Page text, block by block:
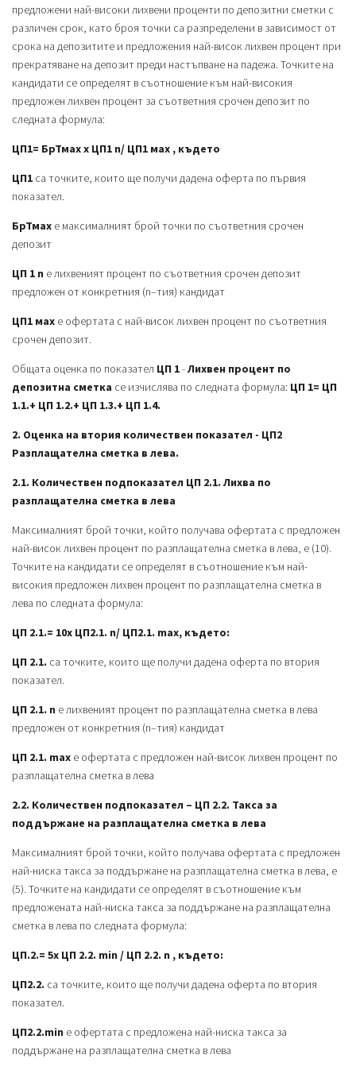
предложени най-високи лихвени проценти по депозитни сметки с
различен срок, като броя точки са разпределени в зависимост от
срока на депозитите и предложения най-висок лихвен процент при
прекратяване на депозит преди настъпване на падежа. Точките на
кандидати се определят в съотношение към най-високия
предложен лихвен процент за съответния срочен депозит по
следната формула:
ЦП1= БрТмах х ЦП1 n/ ЦП1 мах , където
ЦП1 са точките, които ще получи дадена оферта по първия
показател.
БрТмах е максималният брой точки по съответния срочен
депозит
ЦП 1 n е лихвеният процент по съответния срочен депозит
предложен от конкретния (n–тия) кандидат
ЦП1 мах е офертата с най-висок лихвен процент по съответния
срочен депозит.
Общата оценка по показател ЦП 1-Лихвен процент по
депозитна сметка се изчислява по следната формула: ЦП 1= ЦП
1.1.+ ЦП 1.2.+ ЦП 1.3.+ ЦП 1.4.
2. Оценка на втория количествен показател - ЦП2
Разплащателна сметка в лева.
2.1. Количествен подпоказател ЦП 2.1. Лихва по
разплащателна сметка в лева
Максималният брой точки, който получава офертата с предложен
най-висок лихвен процент по разплащателна сметка в лева, е (10).
Точките на кандидати се определят в съотношение към най-
високия предложен лихвен процент по разплащателна сметка в
лева по следната формула:
ЦП 2.1.= 10х ЦП2.1. n/ ЦП2.1. max, където:
ЦП 2.1. са точките, които ще получи дадена оферта по втория
показател.
ЦП 2.1. n е лихвеният процент по разплащателна сметка в лева
предложен от конкретния (n–тия) кандидат
ЦП 2.1. max е офертата с предложен най-висок лихвен процент по
разплащателна сметка в лева
2.2. Количествен подпоказател – ЦП 2.2. Такса за
поддържане на разплащателна сметка в лева
Максималният брой точки, който получава офертата с предложен
най-ниска такса за поддържане на разплащателна сметка в лева, е
(5). Точките на кандидати се определят в съотношение към
предложената най-ниска такса за поддържане на разплащателна
сметка в лева по следната формула:
ЦП.2.= 5х ЦП 2.2. min / ЦП 2.2. n , където:
ЦП2.2. са точките, които ще получи дадена оферта по втория
показател.
ЦП2.2.min е офертата с предложена най-ниска такса за
поддържане на разплащателна сметка в лева